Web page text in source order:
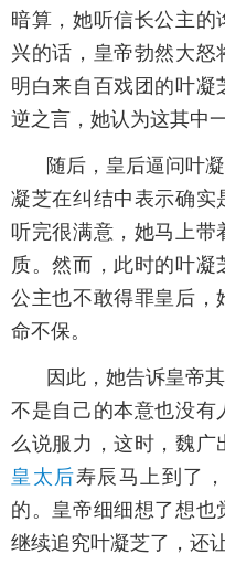
暗算，她听信长公主的
兴的话，皇帝勃然大
明白来自百戏团的叶
逆之言，她认为这其中
随后，皇后逼问叶
凝芝在纠结中表示确实
听完很满意，她马上
质。然而，此时的叶
公主也不敢得罪皇后，
命不保。
因此，她告诉皇帝
不是自己的本意也没有
么说服力，这时，魏广
皇太后寿辰马上到了
的。皇帝细细想了想
继续追究叶凝芝了，还